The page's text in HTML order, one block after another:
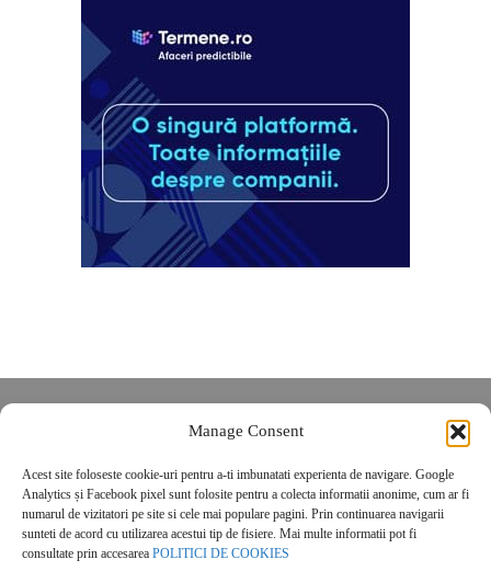
Manage Consent
Acest site foloseste cookie-uri pentru a-ti imbunatati experienta de navigare. Google
Analytics și Facebook pixel sunt folosite pentru a colecta informatii anonime, cum ar fi
numarul de vizitatori pe site si cele mai populare pagini. Prin continuarea navigarii
sunteti de acord cu utilizarea acestui tip de fisiere. Mai multe informatii pot fi
consultate prin accesarea POLITICI DE COOKIES
POLITICĂ DE CONFIDENȚIALITATE
Politica de cookies